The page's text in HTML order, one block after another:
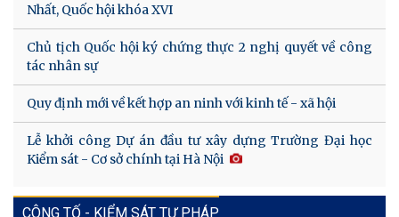
Nhất, Quốc hội khóa XVI
Chủ tịch Quốc hội ký chứng thực 2 nghị quyết về công
tác nhân sự
Quy định mới về kết hợp an ninh với kinh tế - xã hội
Lễ khởi công Dự án đầu tư xây dựng Trường Đại học
Kiểm sát - Cơ sở chính tại Hà Nội
CÔNG TỐ - KIỂM SÁT TƯ PHÁP